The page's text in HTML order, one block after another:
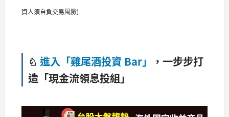
資人須自負交易風險)
♘ 進入「雞尾酒投資 Bar」
，一步步打
造「現金流領息投組」